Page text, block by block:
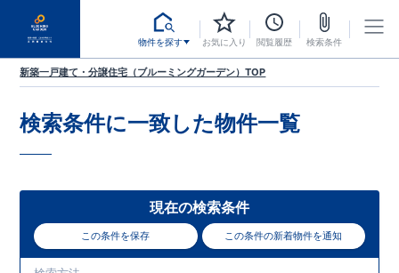
物件を探す お気に入り 閲覧履歴 検索条件
新築一戸建て・分譲住宅（ブルーミングガーデン）TOP
検索条件に一致した物件一覧
現在の検索条件
この条件を保存 この条件の新着物件を通知